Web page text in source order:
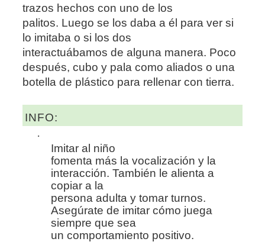
trazos hechos con uno de los
palitos. Luego se los daba a él para ver si
lo imitaba o si los dos
interactuábamos de alguna manera. Poco
después, cubo y pala como aliados o una
botella de plástico para rellenar con tierra.
INFO:
·
Imitar al niño
fomenta más la vocalización y la
interacción. También le alienta a
copiar a la
persona adulta y tomar turnos.
Asegúrate de imitar cómo juega
siempre que sea
un comportamiento positivo.